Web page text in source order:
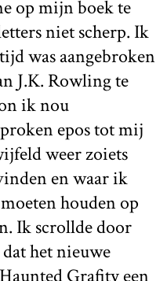
op mijn boek te
niet scherp. Ik
was aangebroken
J.K. Rowling te
ik nou
epos tot mij
weer zoiets
en waar ik
houden op
Ik scrollde door
het nieuwe
Grafity een